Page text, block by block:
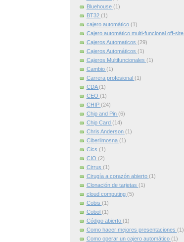
Bluehouse (1)
BT32 (1)
cajero automático (1)
Cajero automático multi-funcional off-site
Cajeros Automaticos (29)
Cajeros Automáticos (1)
Cajeros Multifuncionales (1)
Cambio (1)
Carrera profesional (1)
CDA(1)
CEO (1)
CHIP (24)
Chip and Pin (6)
Chip Card (14)
Chris Anderson (1)
Ciberlimosna (1)
Cics (1)
CIO (2)
Cirrus (1)
Cirugía a corazón abierto (1)
Clonación de tarjetas (1)
cloud computing (5)
Cobis (1)
Cobol (1)
Código abierto (1)
Como hacer mejores presentaciones (1)
Como operar un cajero automático (1)